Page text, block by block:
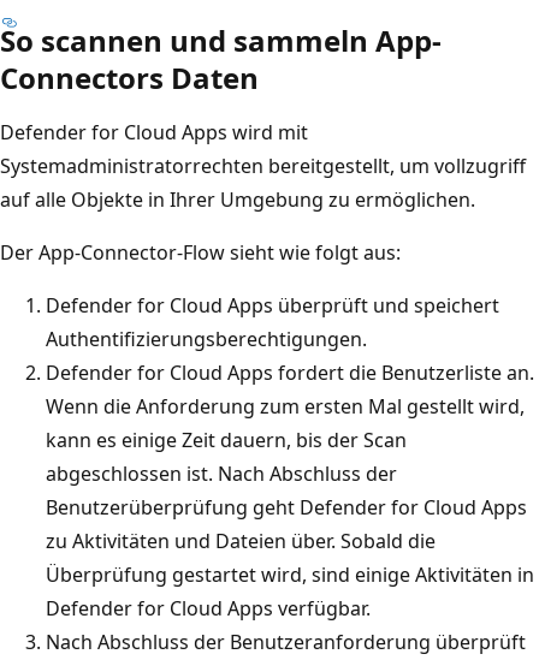
So scannen und sammeln App-
Connectors Daten
Defender for Cloud Apps wird mit
Systemadministratorrechten bereitgestellt, um vollzugriff
auf alle Objekte in Ihrer Umgebung zu ermöglichen.
Der App-Connector-Flow sieht wie folgt aus:
Defender for Cloud Apps überprüft und speichert
Authentifizierungsberechtigungen.
Defender for Cloud Apps fordert die Benutzerliste an.
Wenn die Anforderung zum ersten Mal gestellt wird,
kann es einige Zeit dauern, bis der Scan
abgeschlossen ist. Nach Abschluss der
Benutzerüberprüfung geht Defender for Cloud Apps
zu Aktivitäten und Dateien über. Sobald die
Überprüfung gestartet wird, sind einige Aktivitäten in
Defender for Cloud Apps verfügbar.
Nach Abschluss der Benutzeranforderung überprüft